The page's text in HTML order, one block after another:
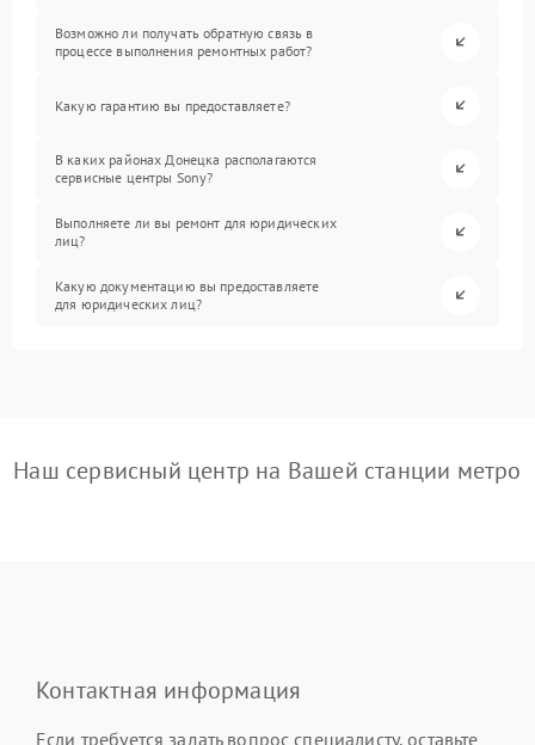
Возможно ли получать обратную связь в
процессе выполнения ремонтных работ?
Какую гарантию вы предоставляете?
В каких районах Донецка располагаются
сервисные центры Sony?
Выполняете ли вы ремонт для юридических
лиц?
Какую документацию вы предоставляете
для юридических лиц?
Наш сервисный центр на Вашей станции метро
Контактная информация
Если требуется задать вопрос специалисту, оставьте